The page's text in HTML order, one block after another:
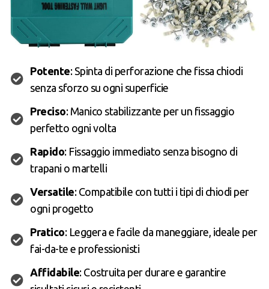
Potente: Spinta di perforazione che fissa chiodi
senza sforzo su ogni superficie
Preciso: Manico stabilizzante per un fissaggio
perfetto ogni volta
Rapido: Fissaggio immediato senza bisogno di
trapani o martelli
Versatile: Compatibile con tutti i tipi di chiodi per
ogni progetto
Pratico: Leggera e facile da maneggiare, ideale per
fai-da-te e professionisti
Affidabile: Costruita per durare e garantire